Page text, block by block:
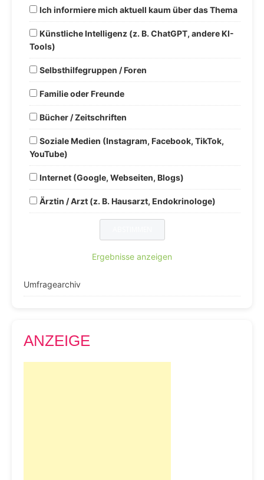
Ich informiere mich aktuell kaum über das Thema
Künstliche Intelligenz (z. B. ChatGPT, andere KI-
Tools)
Selbsthilfegruppen / Foren
Familie oder Freunde
Bücher / Zeitschriften
Soziale Medien (Instagram, Facebook, TikTok,
YouTube)
Internet (Google, Webseiten, Blogs)
Ärztin / Arzt (z. B. Hausarzt, Endokrinologe)
Ergebnisse anzeigen
Umfragearchiv
ANZEIGE